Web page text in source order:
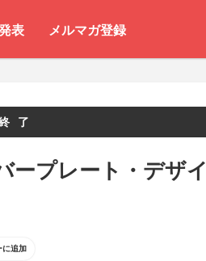
表 メルマガ登録
了
ープレート・デザイ
に追加